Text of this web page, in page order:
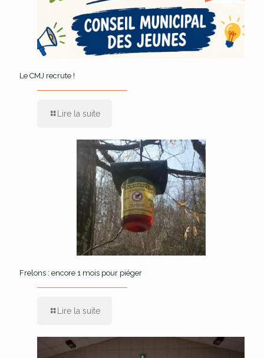
Le CMJ recrute !
Lire la suite
Frelons : encore 1 mois pour piéger
Lire la suite